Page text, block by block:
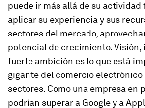
puede ir más allá de su
aplicar su experiencia y sus
sectores del mercado,
potencial de crecimiento. Visión,
fuerte ambición es lo que está
gigante del comercio electrónico
sectores. Como una empresa en
podrían superar a Google y a